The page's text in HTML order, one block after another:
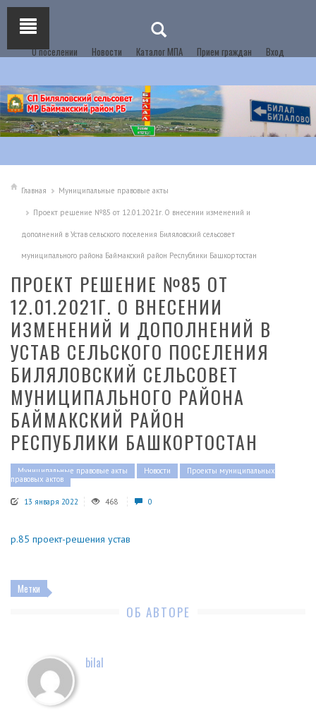
О поселении Новости Каталог МПА Прием граждан Вход
Главная Муниципальные правовые акты
Проект решение №85 от 12.01.2021г. О внесении изменений и
дополнений в Устав сельского поселения Биляловский сельсовет
муниципального района Баймакский район Республики Башкортостан
ПРОЕКТ РЕШЕНИЕ №85 ОТ
12.01.2021Г. О ВНЕСЕНИИ
ИЗМЕНЕНИЙ И ДОПОЛНЕНИЙ В
УСТАВ СЕЛЬСКОГО ПОСЕЛЕНИЯ
БИЛЯЛОВСКИЙ СЕЛЬСОВЕТ
МУНИЦИПАЛЬНОГО РАЙОНА
БАЙМАКСКИЙ РАЙОН
РЕСПУБЛИКИ БАШКОРТОСТАН
Муниципальные правовые акты Новости
Проекты муниципальных
правовых актов
13 января 2022 468 0
р.85 проект-решения устав
Метки
ОБ АВТОРЕ
bilal